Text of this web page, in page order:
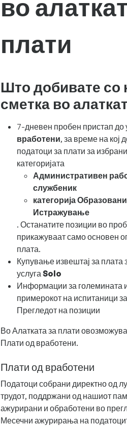
во
плати
Што добивате со
сметка во
7-дневен пробен пристап до
вработени, за време на кој
податоци за плати за
категоријата
Административен
службеник
категорија
Истражување
. Останатите позиции во
прикажуваат само основен
плата.
Купување извештај за плата
услугаSolo
Информации за големината
примерокот на испитаници
Прегледот на позиции
Во Алатката за плати
Плати од вработени.
Плати од вработени
Податоци собрани директно од
трудот, поддржани од нашиот
ажурирани и обработени во
Месечни ажурирања на